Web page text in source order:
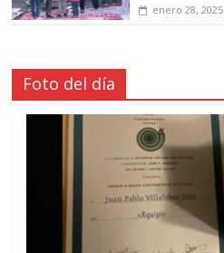
enero 28, 2025
Foto del día